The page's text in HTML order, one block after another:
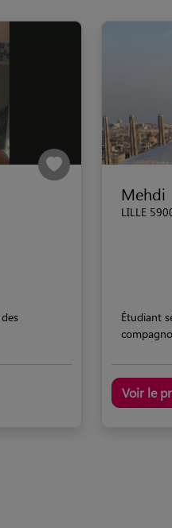
Mehdi
LILLE
Étudiant
Voir le